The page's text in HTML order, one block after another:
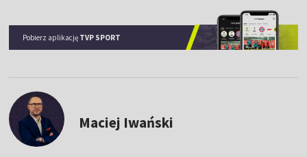
Pobierz aplikację TVP SPORT
Maciej Iwański